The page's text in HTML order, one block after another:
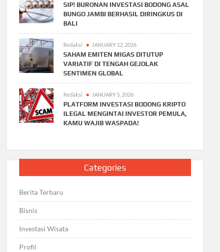
SIP! BURONAN INVESTASI BODONG ASAL
BUNGO JAMBI BERHASIL DIRINGKUS DI
BALI
Redaksi JANUARY 12, 2026
SAHAM EMITEN MIGAS DITUTUP
VARIATIF DI TENGAH GEJOLAK
SENTIMEN GLOBAL
Redaksi JANUARY 5, 2026
PLATFORM INVESTASI BODONG KRIPTO
ILEGAL MENGINTAI INVESTOR PEMULA,
KAMU WAJIB WASPADA!
Categories
Berita Terbaru
Bisnis
Investasi Wisata
Profil